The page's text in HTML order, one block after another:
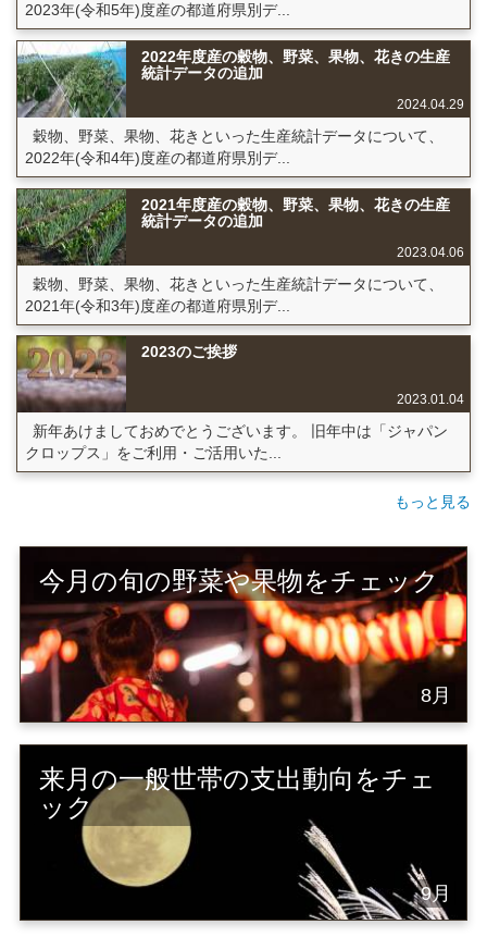
2023年(令和5年)度産の都道府県別デ...
2022年度産の穀物、野菜、果物、花きの生産
統計データの追加
2024.04.29
穀物、野菜、果物、花きといった生産統計データについて、
2022年(令和4年)度産の都道府県別デ...
2021年度産の穀物、野菜、果物、花きの生産
統計データの追加
2023.04.06
穀物、野菜、果物、花きといった生産統計データについて、
2021年(令和3年)度産の都道府県別デ...
2023のご挨拶
2023.01.04
新年あけましておめでとうございます。 旧年中は「ジャパン
クロップス」をご利用・ご活用いた...
もっと見る
今月の旬の野菜や果物をチェック
8月
来月の一般世帯の支出動向をチェ
ック
9月